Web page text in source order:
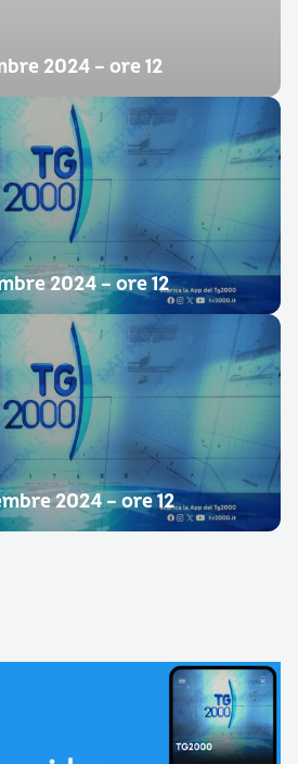
2024 – ore 12
2024 – ore 12
2024 – ore 12